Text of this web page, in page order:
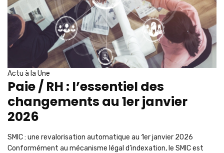
Actu à la Une
Paie / RH : l’essentiel des
changements au 1er janvier
2026
SMIC : une revalorisation automatique au 1er janvier 2026
Conformément au mécanisme légal d’indexation, le SMIC est